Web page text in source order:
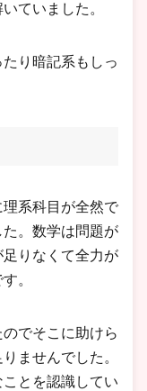
ていました。
り暗記系もしっ
系科目が全然で
。数学は問題が
りなくて全力が
。
でそこに助けら
ませんでした。
とを認識してい